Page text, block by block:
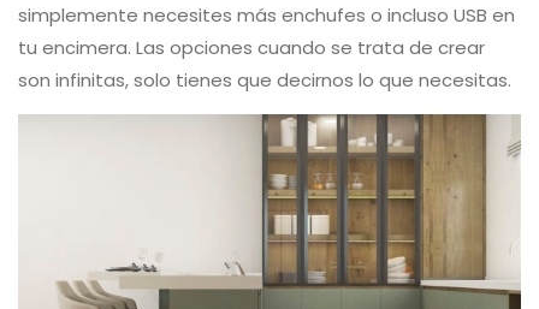
simplemente necesites más enchufes o incluso USB en
tu encimera. Las opciones cuando se trata de crear
son infinitas, solo tienes que decirnos lo que necesitas.